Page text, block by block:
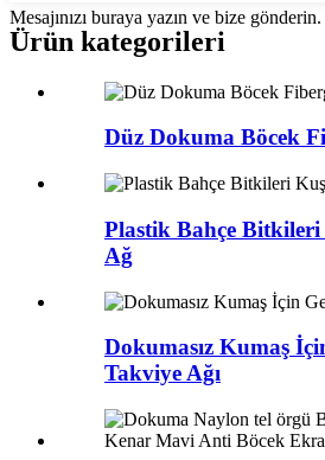
Mesajınızı buraya yazın ve bize gönderin.
Ürün kategorileri
Düz Dokuma Böcek
Plastik Bahçe
Ağ
Dokumasız Kumaş
Takviye Ağı